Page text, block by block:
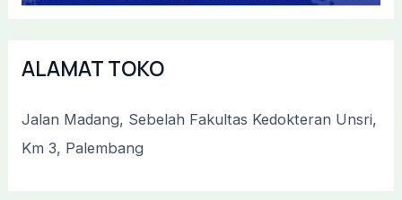
ALAMAT TOKO
Jalan Madang, Sebelah Fakultas Kedokteran Unsri,
Km 3, Palembang